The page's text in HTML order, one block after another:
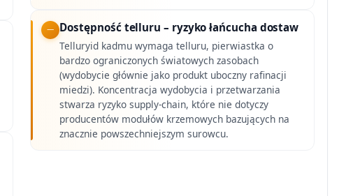
Dostępność telluru – ryzyko łańcucha dostaw
Telluryid kadmu wymaga telluru, pierwiastka o
bardzo ograniczonych światowych zasobach
(wydobycie głównie jako produkt uboczny rafinacji
miedzi). Koncentracja wydobycia i przetwarzania
stwarza ryzyko supply-chain, które nie dotyczy
producentów modułów krzemowych bazujących na
znacznie powszechniejszym surowcu.